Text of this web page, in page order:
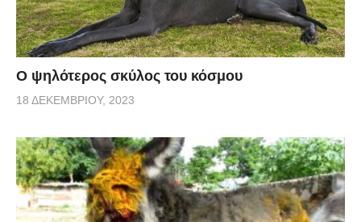
Ο ψηλότερος σκύλος του κόσμου
18 ΔΕΚΕΜΒΡΊΟΥ, 2023